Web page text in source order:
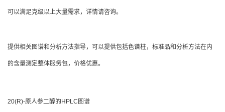
可以满足克级以上大量需求，详情请咨询。
提供相关图谱和分析方法指导，可以提供包括色谱柱，标准品和分析方法在内
的含量测定整体服务包，价格优惠。
20(R)-原人参二醇的HPLC图谱